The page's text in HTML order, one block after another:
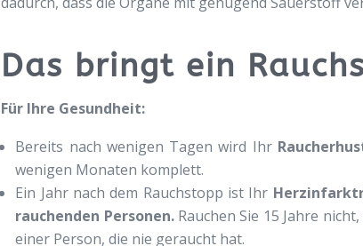
Das bringt ein
Für Ihre Gesundheit:
Bereits nach wenigen Tagen wird Ihr
wenigen Monaten komplett.
Ein Jahr nach dem Rauchstopp ist Ihr
rauchenden Personen. Rauchen Sie 15 Jahre
einer Person, die nie geraucht hat.